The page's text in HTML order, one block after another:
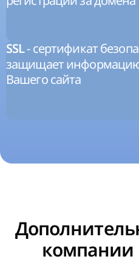
SSL- сертификат
защищает
Вашего сайта
компании